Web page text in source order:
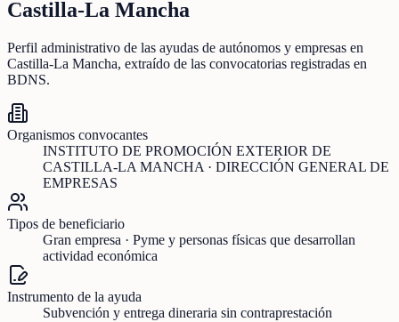
Castilla-La Mancha
Perfil administrativo de las ayudas de autónomos y empresas en
Castilla-La Mancha, extraído de las convocatorias registradas en
BDNS.
Organismos convocantes
INSTITUTO DE PROMOCIÓN EXTERIOR DE
CASTILLA-LA MANCHA · DIRECCIÓN GENERAL DE
EMPRESAS
Tipos de beneficiario
Gran empresa · Pyme y personas físicas que desarrollan
actividad económica
Instrumento de la ayuda
Subvención y entrega dineraria sin contraprestación